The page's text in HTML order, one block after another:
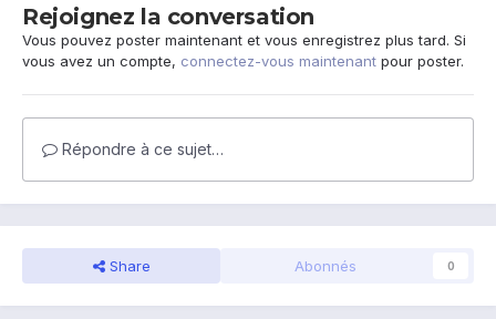
Rejoignez la conversation
Vous pouvez poster maintenant et vous enregistrez plus tard. Si
vous avez un compte, connectez-vous maintenant pour poster.
Répondre à ce sujet…
Share Abonnés 0